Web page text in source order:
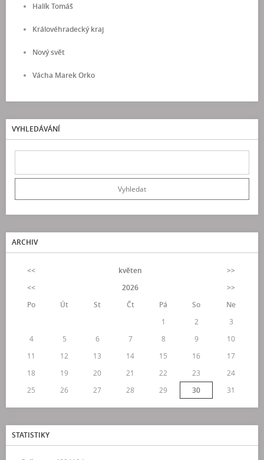
Halík Tomáš
Královéhradecký kraj
Nový svět
Vácha Marek Orko
VYHLEDÁVÁNÍ
ARCHIV
<< květen
>>
<<
2026
>>
Po
Út St Čt Pá So
Ne
1
2
3
4
5 6 7 8 9
10
11
12 13 14 15 16
17
18
19 20 21 22 23
24
25
26 27 28 29 30 31
STATISTIKY